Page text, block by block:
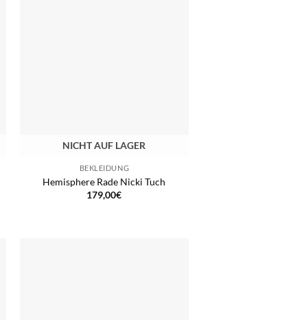
NICHT AUF LAGER
BEKLEIDUNG
Hemisphere Rade Nicki Tuch
179,00€